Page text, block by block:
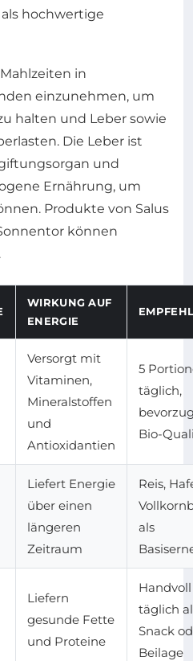
als hochwertige
in
einzunehmen, um
halten und Leber sowie
Die Leber ist
und
Ernährung, um
Produkte von Salus
können
WIRKUNG AUF
ENERGIE
Versorgt mit
Vitaminen,
Mineralstoffen
und
Antioxidantien
5
täglich,
Bio-
Liefert Energie
über einen
längeren
Zeitraum
Reis,
als
Liefern
gesunde Fette
und Proteine
Handvoll
täglich
Snack
Beilage